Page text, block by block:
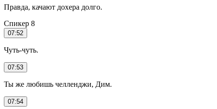
Правда, качают дохера долго.
Спикер 8
07:52
Чуть-чуть.
07:53
Ты же любишь челленджи, Дим.
07:54